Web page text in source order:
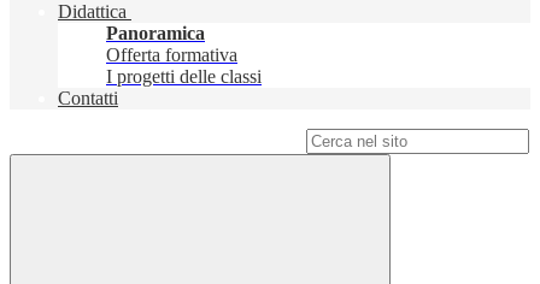
Didattica
Panoramica
Offerta formativa
I progetti delle classi
Contatti